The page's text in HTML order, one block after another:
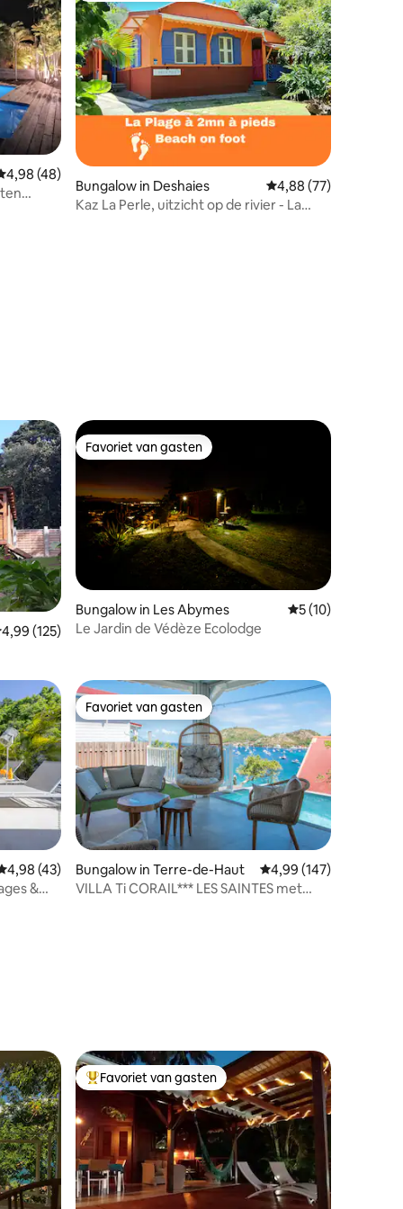
beoordeling van 4,98 uit 5, 48 recensies
4,98 (48)
Bungalow in Deshaies Gemiddelde
4,88 (77)
Kaz La Perle, uitzicht op de rivier - La
beoordeling van 4,99 uit 5, 125 recensies
4,99 (125)
Favoriet van gasten
Favoriet van gasten
Bungalow in Les Abymes Gemiddelde
5 (10)
Le Jardin de Védèze Ecolodge
beoordeling van 4,98 uit 5, 43 recensies
4,98 (43)
&
Favoriet van gasten
Favoriet van gasten
Bungalow in Terre-de-Haut Gemiddelde
4,99 (147)
VILLA Ti CORAIL*** LES SAINTES met
Topfavoriet van gasten
Favoriet van gasten